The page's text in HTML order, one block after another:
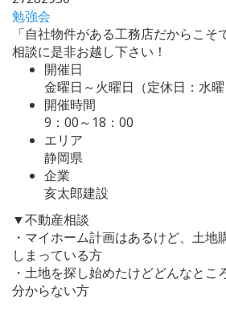
勉強会
「自社物件がある工務店だからこ
相談に是非お越し下さい！
開催日
金曜日～火曜日（定休日：水曜
開催時間
9：00～18：00
エリア
静岡県
企業
亥太郎建設
▼不動産相談
・マイホーム計画はあるけど、土地
しまっている方
・土地を探し始めたけどどんなと
分からない方